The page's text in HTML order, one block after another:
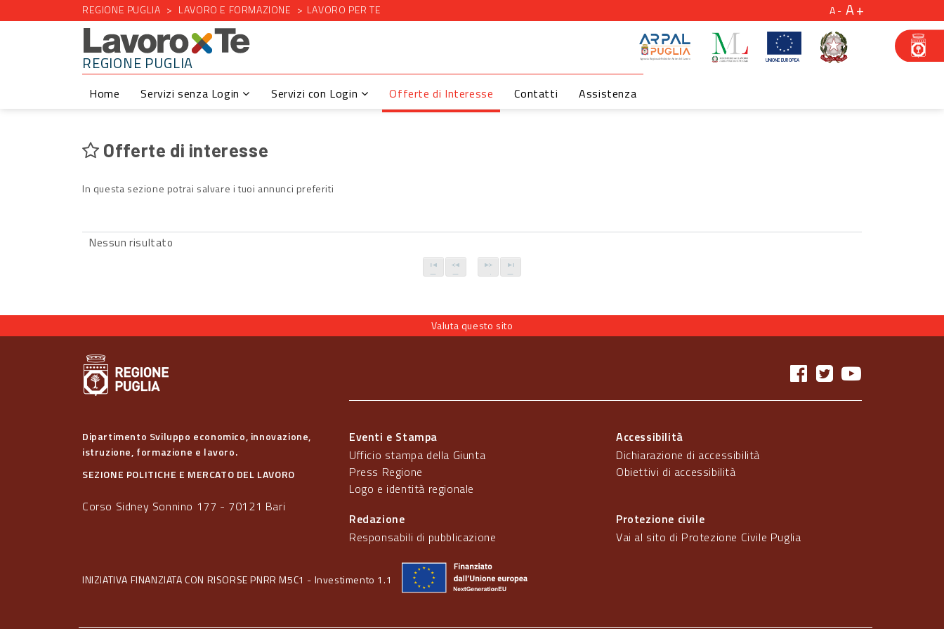
REGIONE PUGLIA LAVORO E FORMAZIONE LAVORO PER TE A A
REGIONE PUGLIA
Home Servizi senza Login Servizi con Login Offerte di Interesse Contatti Assistenza
Offerte di interesse
In questa sezione potrai salvare i tuoi annunci preferiti
Nessun risultato
Valuta questo sito
Dipartimento Sviluppo economico, innovazione,
istruzione, formazione e lavoro.
SEZIONE POLITICHE E MERCATO DEL LAVORO
Corso Sidney Sonnino 177 - 70121 Bari
Eventi e Stampa
Ufficio stampa della Giunta
Press Regione
Logo e identità regionale
Accessibilità
Dichiarazione di accessibilità
Obiettivi di accessibilità
Redazione
Responsabili di pubblicazione
Protezione civile
Vai al sito di Protezione Civile Puglia
INIZIATIVA FINANZIATA CON RISORSE PNRR M5C1 - Investimento 1.1